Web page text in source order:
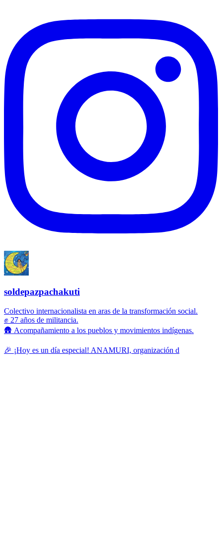
soldepazpachakuti
Colectivo internacionalista en aras de la transformación social.
✊ 27 años de militancia.
🛖 Acompañamiento a los pueblos y movimientos indígenas.
🎉 ¡Hoy es un día especial! ANAMURI, organización d